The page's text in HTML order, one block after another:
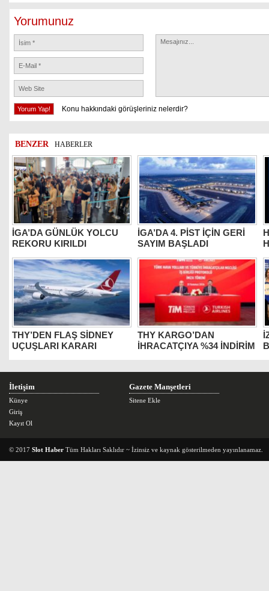
Yorumunuz
Konu hakkındaki görüşleriniz nelerdir?
BENZER HABERLER
İGA’DA GÜNLÜK YOLCU
REKORU KIRILDI
İGA’DA 4. PİST İÇİN GERİ
SAYIM BAŞLADI
THY’DEN FLAŞ SİDNEY
UÇUŞLARI KARARI
THY KARGO’DAN
İHRACATÇIYA %34 İNDİRİM
İletişim
Künye
Giriş
Kayıt Ol
Gazete Manşetleri
Sitene Ekle
© 2017 Slot Haber Tüm Hakları Saklıdır ~ İzinsiz ve kaynak gösterilmeden yayınlanamaz.